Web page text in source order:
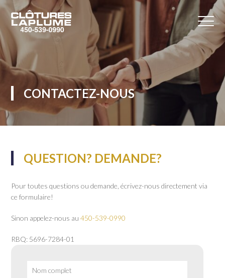
CONTACTEZ-NOUS
QUESTION? DEMANDE?
Pour toutes questions ou demande, écrivez-nous directement via
ce formulaire!
Sinon appelez-nous au450-539-0990
RBQ: 5696-7284-01